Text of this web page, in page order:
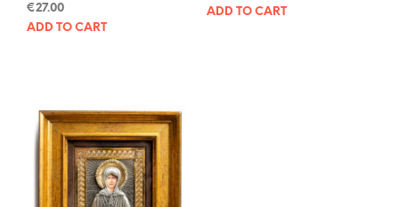
€27.00
ADD TO CART
ADD TO CART